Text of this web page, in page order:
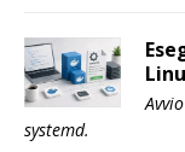
systemd.